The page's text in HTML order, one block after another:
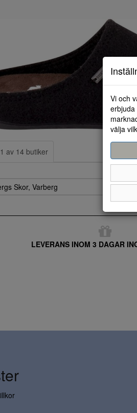
av 14 butiker
Skor, Varberg
LEVERANS INOM 3 DAGAR
Vi och
erbjuda
välja